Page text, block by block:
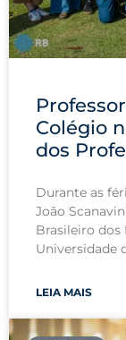
Colégio
dos
Durante as
João
Brasileiro dos
Universidade
LEIA MAIS